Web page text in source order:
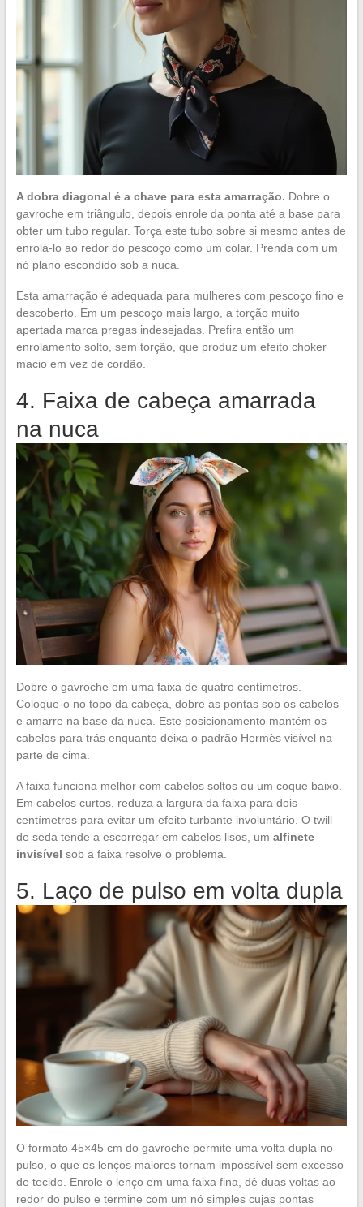
A dobra diagonal é a chave para esta amarração. Dobre o
gavroche em triângulo, depois enrole da ponta até a base para
obter um tubo regular. Torça este tubo sobre si mesmo antes de
enrolá-lo ao redor do pescoço como um colar. Prenda com um
nó plano escondido sob a nuca.
Esta amarração é adequada para mulheres com pescoço fino e
descoberto. Em um pescoço mais largo, a torção muito
apertada marca pregas indesejadas. Prefira então um
enrolamento solto, sem torção, que produz um efeito choker
macio em vez de cordão.
4. Faixa de cabeça amarrada
na nuca
Dobre o gavroche em uma faixa de quatro centímetros.
Coloque-o no topo da cabeça, dobre as pontas sob os cabelos
e amarre na base da nuca. Este posicionamento mantém os
cabelos para trás enquanto deixa o padrão Hermès visível na
parte de cima.
A faixa funciona melhor com cabelos soltos ou um coque baixo.
Em cabelos curtos, reduza a largura da faixa para dois
centímetros para evitar um efeito turbante involuntário. O twill
de seda tende a escorregar em cabelos lisos, um alfinete
invisível sob a faixa resolve o problema.
5. Laço de pulso em volta dupla
O formato 45×45 cm do gavroche permite uma volta dupla no
pulso, o que os lenços maiores tornam impossível sem excesso
de tecido. Enrole o lenço em uma faixa fina, dê duas voltas ao
redor do pulso e termine com um nó simples cujas pontas